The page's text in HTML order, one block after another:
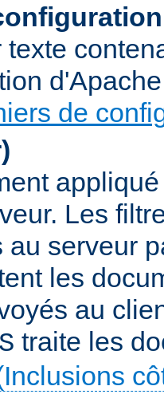
texte
de
Les
au serveur
les
au
traite les